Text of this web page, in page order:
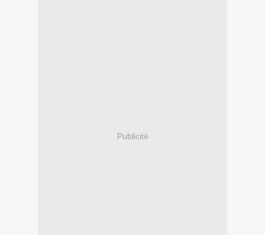
Publicité